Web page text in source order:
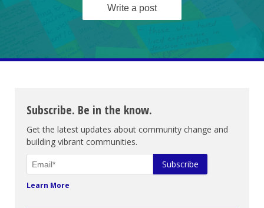
Write a post
Subscribe. Be in the know.
Get the latest updates about community change and
building vibrant communities.
Learn More